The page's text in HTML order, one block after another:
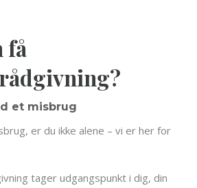
få
et misbrug
er du ikke alene – vi er her for
tager udgangspunkt i dig, din